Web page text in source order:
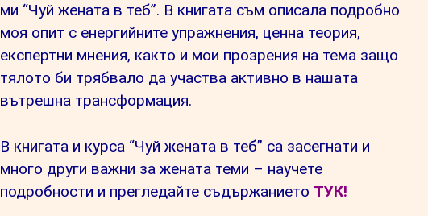
ми “Чуй жената в теб”. В книгата съм описала подробно
моя опит с енергийните упражнения, ценна теория,
експертни мнения, както и мои прозрения на тема защо
тялото би трябвало да участва активно в нашата
вътрешна трансформация.
В книгата и курса “Чуй жената в теб” са засегнати и
много други важни за жената теми – научете
подробности и прегледайте съдържанието ТУК!